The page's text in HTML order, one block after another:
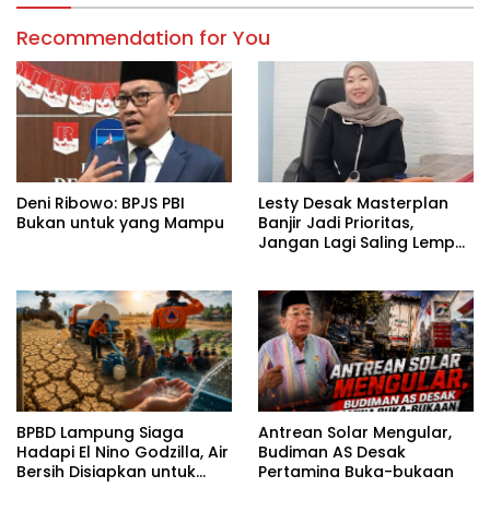
Recommendation for You
Deni Ribowo: BPJS PBI
Bukan untuk yang Mampu
Lesty Desak Masterplan
Banjir Jadi Prioritas,
Jangan Lagi Saling Lempar
BPBD Lampung Siaga
Hadapi El Nino Godzilla, Air
Bersih Disiapkan untuk
Antrean Solar Mengular,
Budiman AS Desak
Pertamina Buka-bukaan